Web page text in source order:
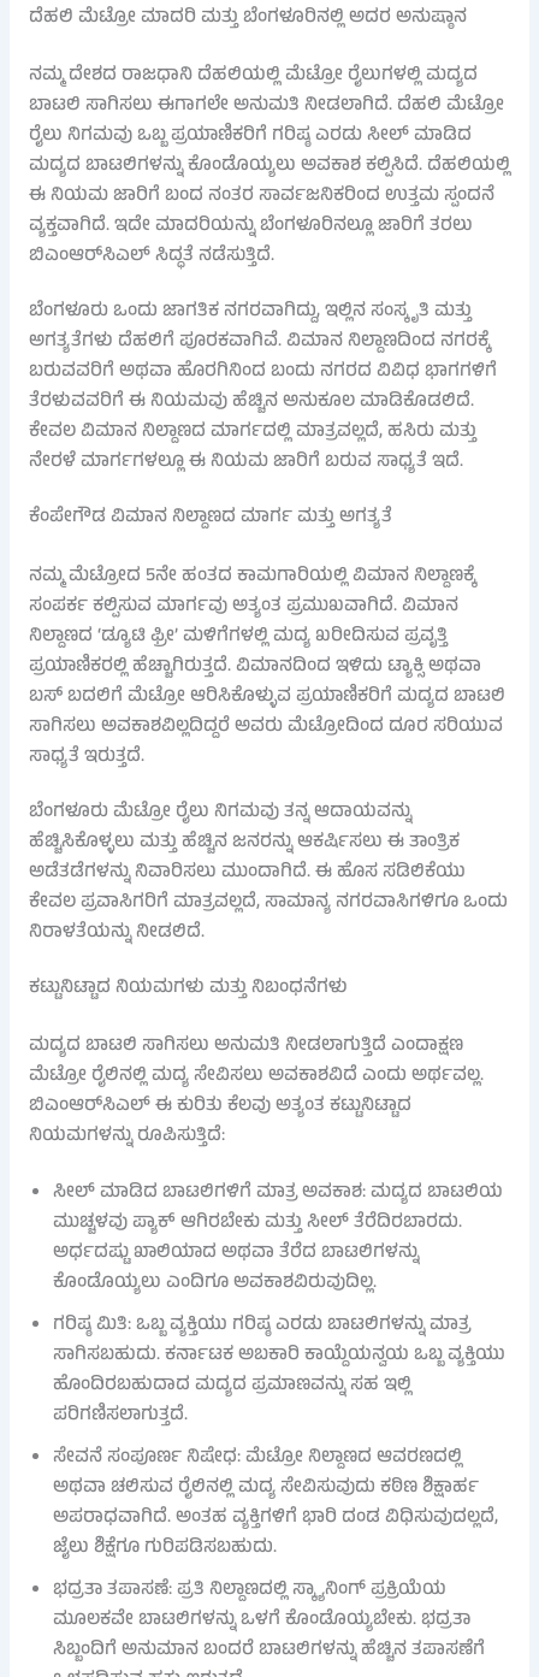
ದೆಹಲಿ ಮೆಟ್ರೋ ಮಾದರಿ ಮತ್ತು ಬೆಂಗಳೂರಿನಲ್ಲಿ ಅದರ ಅನುಷ್ಠಾನ
ನಮ್ಮ ದೇಶದ ರಾಜಧಾನಿ ದೆಹಲಿಯಲ್ಲಿ ಮೆಟ್ರೋ ರೈಲುಗಳಲ್ಲಿ ಮದ್ಯದ
ಬಾಟಲಿ ಸಾಗಿಸಲು ಈಗಾಗಲೇ ಅನುಮತಿ ನೀಡಲಾಗಿದೆ. ದೆಹಲಿ ಮೆಟ್ರೋ
ರೈಲು ನಿಗಮವು ಒಬ್ಬ ಪ್ರಯಾಣಿಕರಿಗೆ ಗರಿಷ್ಠ ಎರಡು ಸೀಲ್ ಮಾಡಿದ
ಮದ್ಯದ ಬಾಟಲಿಗಳನ್ನು ಕೊಂಡೊಯ್ಯಲು ಅವಕಾಶ ಕಲ್ಪಿಸಿದೆ. ದೆಹಲಿಯಲ್ಲಿ
ಈ ನಿಯಮ ಜಾರಿಗೆ ಬಂದ ನಂತರ ಸಾರ್ವಜನಿಕರಿಂದ ಉತ್ತಮ ಸ್ಪಂದನೆ
ವ್ಯಕ್ತವಾಗಿದೆ. ಇದೇ ಮಾದರಿಯನ್ನು ಬೆಂಗಳೂರಿನಲ್ಲೂ ಜಾರಿಗೆ ತರಲು
ಬಿಎಂಆರ್‌ಸಿಎಲ್ ಸಿದ್ಧತೆ ನಡೆಸುತ್ತಿದೆ.
ಬೆಂಗಳೂರು ಒಂದು ಜಾಗತಿಕ ನಗರವಾಗಿದ್ದು, ಇಲ್ಲಿನ ಸಂಸ್ಕೃತಿ ಮತ್ತು
ಅಗತ್ಯತೆಗಳು ದೆಹಲಿಗೆ ಪೂರಕವಾಗಿವೆ. ವಿಮಾನ ನಿಲ್ದಾಣದಿಂದ ನಗರಕ್ಕೆ
ಬರುವವರಿಗೆ ಅಥವಾ ಹೊರಗಿನಿಂದ ಬಂದು ನಗರದ ವಿವಿಧ ಭಾಗಗಳಿಗೆ
ತೆರಳುವವರಿಗೆ ಈ ನಿಯಮವು ಹೆಚ್ಚಿನ ಅನುಕೂಲ ಮಾಡಿಕೊಡಲಿದೆ.
ಕೇವಲ ವಿಮಾನ ನಿಲ್ದಾಣದ ಮಾರ್ಗದಲ್ಲಿ ಮಾತ್ರವಲ್ಲದೆ, ಹಸಿರು ಮತ್ತು
ನೇರಳೆ ಮಾರ್ಗಗಳಲ್ಲೂ ಈ ನಿಯಮ ಜಾರಿಗೆ ಬರುವ ಸಾಧ್ಯತೆ ಇದೆ.
ಕೆಂಪೇಗೌಡ ವಿಮಾನ ನಿಲ್ದಾಣದ ಮಾರ್ಗ ಮತ್ತು ಅಗತ್ಯತೆ
ನಮ್ಮ ಮೆಟ್ರೋದ 5ನೇ ಹಂತದ ಕಾಮಗಾರಿಯಲ್ಲಿ ವಿಮಾನ ನಿಲ್ದಾಣಕ್ಕೆ
ಸಂಪರ್ಕ ಕಲ್ಪಿಸುವ ಮಾರ್ಗವು ಅತ್ಯಂತ ಪ್ರಮುಖವಾಗಿದೆ. ವಿಮಾನ
ನಿಲ್ದಾಣದ ‘ಡ್ಯೂಟಿ ಫ್ರೀ’ ಮಳಿಗೆಗಳಲ್ಲಿ ಮದ್ಯ ಖರೀದಿಸುವ ಪ್ರವೃತ್ತಿ
ಪ್ರಯಾಣಿಕರಲ್ಲಿ ಹೆಚ್ಚಾಗಿರುತ್ತದೆ. ವಿಮಾನದಿಂದ ಇಳಿದು ಟ್ಯಾಕ್ಸಿ ಅಥವಾ
ಬಸ್ ಬದಲಿಗೆ ಮೆಟ್ರೋ ಆರಿಸಿಕೊಳ್ಳುವ ಪ್ರಯಾಣಿಕರಿಗೆ ಮದ್ಯದ ಬಾಟಲಿ
ಸಾಗಿಸಲು ಅವಕಾಶವಿಲ್ಲದಿದ್ದರೆ ಅವರು ಮೆಟ್ರೋದಿಂದ ದೂರ ಸರಿಯುವ
ಸಾಧ್ಯತೆ ಇರುತ್ತದೆ.
ಬೆಂಗಳೂರು ಮೆಟ್ರೋ ರೈಲು ನಿಗಮವು ತನ್ನ ಆದಾಯವನ್ನು
ಹೆಚ್ಚಿಸಿಕೊಳ್ಳಲು ಮತ್ತು ಹೆಚ್ಚಿನ ಜನರನ್ನು ಆಕರ್ಷಿಸಲು ಈ ತಾಂತ್ರಿಕ
ಅಡೆತಡೆಗಳನ್ನು ನಿವಾರಿಸಲು ಮುಂದಾಗಿದೆ. ಈ ಹೊಸ ಸಡಿಲಿಕೆಯು
ಕೇವಲ ಪ್ರವಾಸಿಗರಿಗೆ ಮಾತ್ರವಲ್ಲದೆ, ಸಾಮಾನ್ಯ ನಗರವಾಸಿಗಳಿಗೂ ಒಂದು
ನಿರಾಳತೆಯನ್ನು ನೀಡಲಿದೆ.
ಕಟ್ಟುನಿಟ್ಟಾದ ನಿಯಮಗಳು ಮತ್ತು ನಿಬಂಧನೆಗಳು
ಮದ್ಯದ ಬಾಟಲಿ ಸಾಗಿಸಲು ಅನುಮತಿ ನೀಡಲಾಗುತ್ತಿದೆ ಎಂದಾಕ್ಷಣ
ಮೆಟ್ರೋ ರೈಲಿನಲ್ಲಿ ಮದ್ಯ ಸೇವಿಸಲು ಅವಕಾಶವಿದೆ ಎಂದು ಅರ್ಥವಲ್ಲ.
ಬಿಎಂಆರ್‌ಸಿಎಲ್ ಈ ಕುರಿತು ಕೆಲವು ಅತ್ಯಂತ ಕಟ್ಟುನಿಟ್ಟಾದ
ನಿಯಮಗಳನ್ನು ರೂಪಿಸುತ್ತಿದೆ:
ಸೀಲ್ ಮಾಡಿದ ಬಾಟಲಿಗಳಿಗೆ ಮಾತ್ರ ಅವಕಾಶ: ಮದ್ಯದ ಬಾಟಲಿಯ
ಮುಚ್ಚಳವು ಪ್ಯಾಕ್ ಆಗಿರಬೇಕು ಮತ್ತು ಸೀಲ್ ತೆರೆದಿರಬಾರದು.
ಅರ್ಧದಷ್ಟು ಖಾಲಿಯಾದ ಅಥವಾ ತೆರೆದ ಬಾಟಲಿಗಳನ್ನು
ಕೊಂಡೊಯ್ಯಲು ಎಂದಿಗೂ ಅವಕಾಶವಿರುವುದಿಲ್ಲ.
ಗರಿಷ್ಠ ಮಿತಿ: ಒಬ್ಬ ವ್ಯಕ್ತಿಯು ಗರಿಷ್ಠ ಎರಡು ಬಾಟಲಿಗಳನ್ನು ಮಾತ್ರ
ಸಾಗಿಸಬಹುದು. ಕರ್ನಾಟಕ ಅಬಕಾರಿ ಕಾಯ್ದೆಯನ್ವಯ ಒಬ್ಬ ವ್ಯಕ್ತಿಯು
ಹೊಂದಿರಬಹುದಾದ ಮದ್ಯದ ಪ್ರಮಾಣವನ್ನು ಸಹ ಇಲ್ಲಿ
ಪರಿಗಣಿಸಲಾಗುತ್ತದೆ.
ಸೇವನೆ ಸಂಪೂರ್ಣ ನಿಷೇಧ: ಮೆಟ್ರೋ ನಿಲ್ದಾಣದ ಆವರಣದಲ್ಲಿ
ಅಥವಾ ಚಲಿಸುವ ರೈಲಿನಲ್ಲಿ ಮದ್ಯ ಸೇವಿಸುವುದು ಕಠಿಣ ಶಿಕ್ಷಾರ್ಹ
ಅಪರಾಧವಾಗಿದೆ. ಅಂತಹ ವ್ಯಕ್ತಿಗಳಿಗೆ ಭಾರಿ ದಂಡ ವಿಧಿಸುವುದಲ್ಲದೆ,
ಜೈಲು ಶಿಕ್ಷೆಗೂ ಗುರಿಪಡಿಸಬಹುದು.
ಭದ್ರತಾ ತಪಾಸಣೆ: ಪ್ರತಿ ನಿಲ್ದಾಣದಲ್ಲಿ ಸ್ಕ್ಯಾನಿಂಗ್ ಪ್ರಕ್ರಿಯೆಯ
ಮೂಲಕವೇ ಬಾಟಲಿಗಳನ್ನು ಒಳಗೆ ಕೊಂಡೊಯ್ಯಬೇಕು. ಭದ್ರತಾ
ಸಿಬ್ಬಂದಿಗೆ ಅನುಮಾನ ಬಂದರೆ ಬಾಟಲಿಗಳನ್ನು ಹೆಚ್ಚಿನ ತಪಾಸಣೆಗೆ